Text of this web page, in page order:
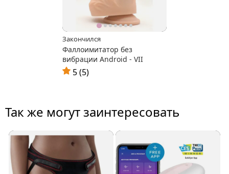
Закончился
Фаллоимитатор без
вибрации Android - VII
5 (5)
Так же могут заинтересовать